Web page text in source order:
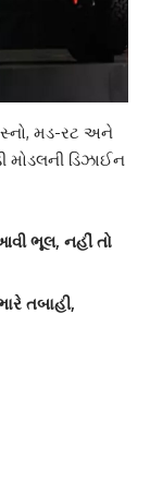
મડ-રટ અને
મોડલની ડિઝાઈન
ભૂલ, નહીં તો
તબાહી,